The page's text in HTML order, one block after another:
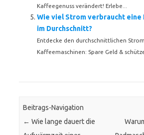
Kaffeegenuss verändert! Erlebe...
Wie viel Strom verbraucht eine
im Durchschnitt?
Entdecke den durchschnittlichen
Kaffeemaschinen: Spare Geld &
Beitrags-Navigation
← Wie lange dauert die